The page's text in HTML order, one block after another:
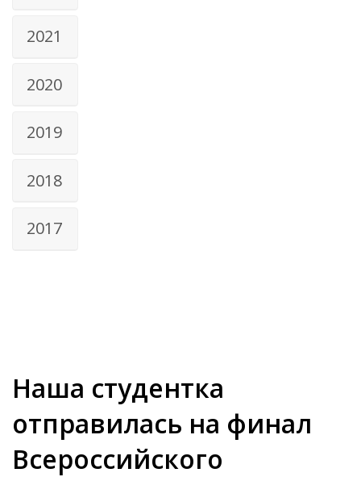
2021
2020
2019
2018
2017
Наша студентка
отправилась на финал
Всероссийского